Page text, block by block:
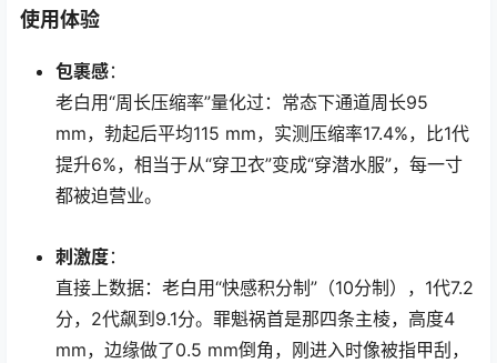
使用体验
包裹感：
老白用“周长压缩率”量化过：常态下通道周长95
mm，勃起后平均115 mm，实测压缩率17.4%，比1代
提升6%，相当于从“穿卫衣”变成“穿潜水服”，每一寸
都被迫营业。
刺激度：
直接上数据：老白用“快感积分制”（10分制），1代7.2
分，2代飙到9.1分。罪魁祸首是那四条主棱，高度4
mm，边缘做了0.5 mm倒角，刚进入时像被指甲刮，